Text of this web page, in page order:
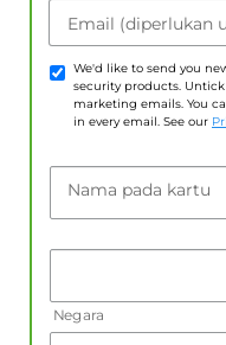
Email (diperlukan
We'd like to send you
security products.
marketing emails. You
in every email. See our
Nama pada kartu
Negara